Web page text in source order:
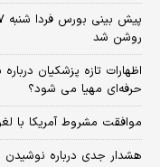
روشن شد
اظهارات تازه پزشکیان
حرفه‌ای مهیا می شود؟
موافقت مشروط آمریکا با
هشدار جدی درباره